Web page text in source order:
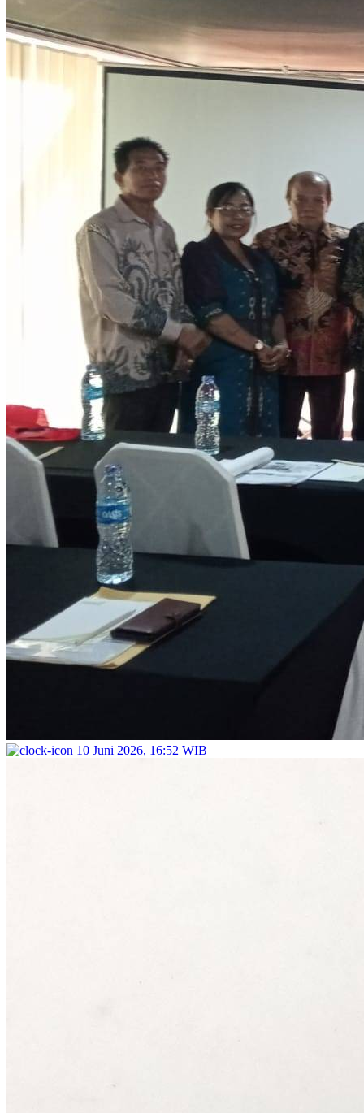
10 Juni 2026, 16:52 WIB